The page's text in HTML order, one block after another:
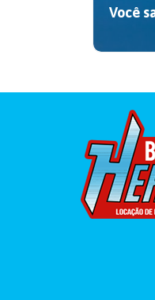
criar
filhos
Dia das
Leia o
Você